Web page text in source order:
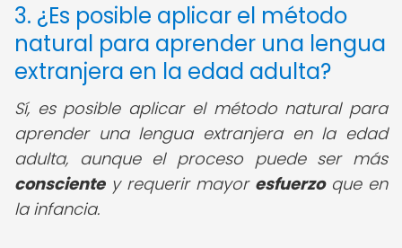
3. ¿Es posible aplicar el método
natural para aprender una lengua
extranjera en la edad adulta?
Sí, es posible aplicar el método natural para
aprender una lengua extranjera en la edad
adulta, aunque el proceso puede ser más
conscientey requerir mayor esfuerzoque en
la infancia.